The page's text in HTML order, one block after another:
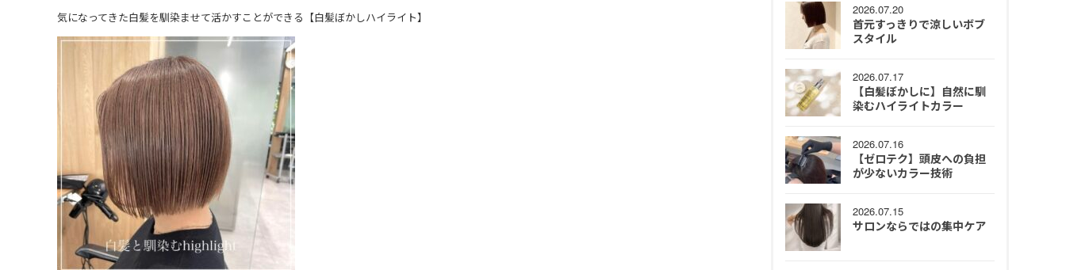
気になってきた白髪を馴染ませて活かすことができる【白髪ぼかしハイライト】
2026.07.20
首元すっきりで涼しいボブ
スタイル
2026.07.17
【白髪ぼかしに】自然に馴
染むハイライトカラー
2026.07.16
【ゼロテク】頭皮への負担
が少ないカラー技術
2026.07.15
サロンならではの集中ケア